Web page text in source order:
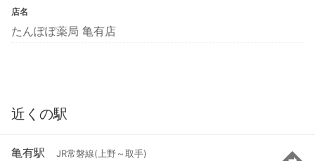
店名
たんぽぽ薬局 亀有店
近くの駅
亀有駅 JR常磐線(上野～取手)